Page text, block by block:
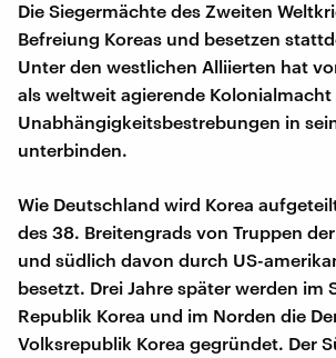
Die Siegermächte des Zweiten
Befreiung Koreas und besetzen
Unter den westlichen Alliierten hat
als weltweit agierende Kolonialmacht
Unabhängigkeitsbestrebungen in
unterbinden.
Wie Deutschland wird Korea
des 38. Breitengrads von Truppen
und südlich davon durch US-
besetzt. Drei Jahre später werden im
Republik Korea und im Norden die
Volksrepublik Korea gegründet. Der